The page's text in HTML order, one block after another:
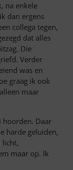
na enkele
dan ergens
collega tegen,
dat alles
Die
Verder
was en
graag ik ook
maar
hoorden. Daar
harde geluiden,
licht,
maar op. Ik